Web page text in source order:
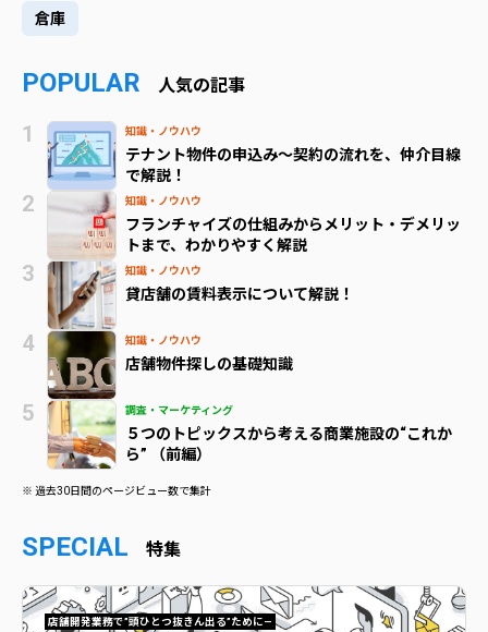
倉庫
POPULAR 人気の記事
知識・ノウハウ
テナント物件の申込み～契約の流れを、仲介目線
で解説！
知識・ノウハウ
フランチャイズの仕組みからメリット・デメリッ
トまで、わかりやすく解説
知識・ノウハウ
貸店舗の賃料表示について解説！
知識・ノウハウ
店舗物件探しの基礎知識
調査・マーケティング
５つのトピックスから考える商業施設の“これか
ら” （前編）
※ 過去30日間のページビュー数で集計
SPECIAL 特集
店舗開発業務で”頭ひとつ抜きん出る”ために—